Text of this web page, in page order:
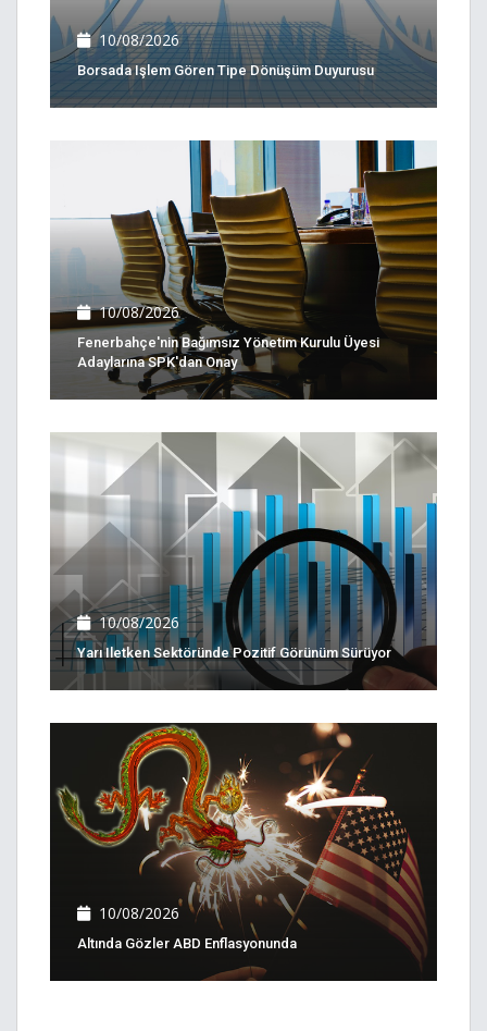
10/08/2026
Borsada Işlem Gören Tipe Dönüşüm Duyurusu
10/08/2026
Fenerbahçe'nin Bağımsız Yönetim Kurulu Üyesi
Adaylarına SPK'dan Onay
10/08/2026
Yarı Iletken Sektöründe Pozitif Görünüm Sürüyor
10/08/2026
Altında Gözler ABD Enflasyonunda